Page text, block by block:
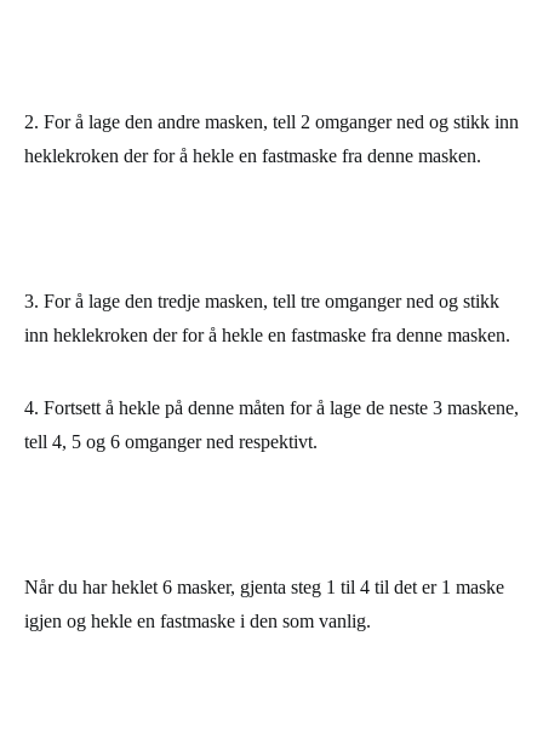
2. For å lage den andre masken, tell 2 omganger ned og stikk inn
heklekroken der for å hekle en fastmaske fra denne masken.
3. For å lage den tredje masken, tell tre omganger ned og stikk
inn heklekroken der for å hekle en fastmaske fra denne masken.
4. Fortsett å hekle på denne måten for å lage de neste 3 maskene,
tell 4, 5 og 6 omganger ned respektivt.
Når du har heklet 6 masker, gjenta steg 1 til 4 til det er 1 maske
igjen og hekle en fastmaske i den som vanlig.